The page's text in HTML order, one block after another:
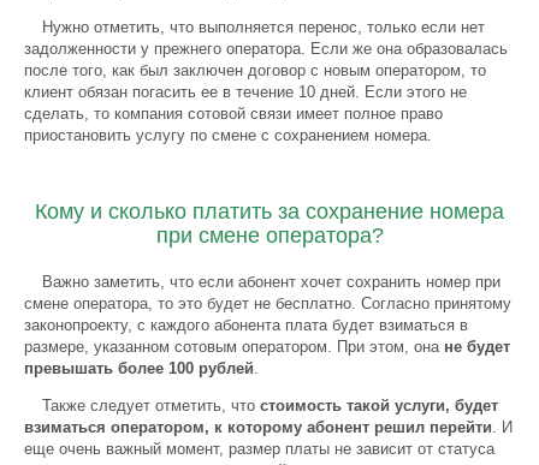
Нужно отметить, что выполняется перенос, только если нет
задолженности у прежнего оператора. Если же она образовалась
после того, как был заключен договор с новым оператором, то
клиент обязан погасить ее в течение 10 дней. Если этого не
сделать, то компания сотовой связи имеет полное право
приостановить услугу по смене с сохранением номера.
Кому и сколько платить за сохранение номера
при смене оператора?
Важно заметить, что если абонент хочет сохранить номер при
смене оператора, то это будет не бесплатно. Согласно принятому
законопроекту, с каждого абонента плата будет взиматься в
размере, указанном сотовым оператором. При этом, она не будет
превышать более 100 рублей.
Также следует отметить, что стоимость такой услуги, будет
взиматься оператором, к которому абонент решил перейти. И
еще очень важный момент, размер платы не зависит от статуса